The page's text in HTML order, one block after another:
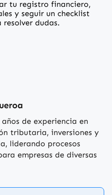
tu registro financiero,
y seguir un checklist
dudas.
de experiencia en
tributaria, inversiones y
liderando procesos
empresas de diversas